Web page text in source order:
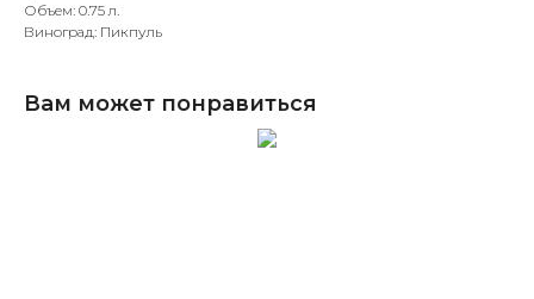
Объем: 0.75 л.
Виноград: Пикпуль
Вам может понравиться